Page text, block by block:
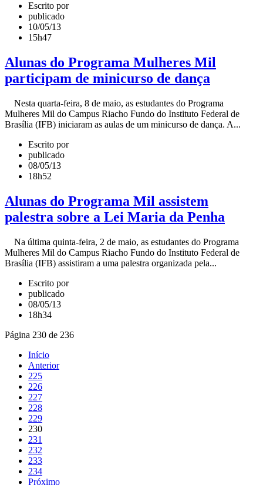
Escrito por
publicado
10/05/13
15h47
Alunas do Programa Mulheres Mil
participam de minicurso de dança
Nesta quarta-feira, 8 de maio, as estudantes do Programa
Mulheres Mil do Campus Riacho Fundo do Instituto Federal de
Brasília (IFB) iniciaram as aulas de um minicurso de dança. A...
Escrito por
publicado
08/05/13
18h52
Alunas do Programa Mil assistem
palestra sobre a Lei Maria da Penha
Na última quinta-feira, 2 de maio, as estudantes do Programa
Mulheres Mil do Campus Riacho Fundo do Instituto Federal de
Brasília (IFB) assistiram a uma palestra organizada pela...
Escrito por
publicado
08/05/13
18h34
Página 230 de 236
Início
Anterior
225
226
227
228
229
230
231
232
233
234
Próximo